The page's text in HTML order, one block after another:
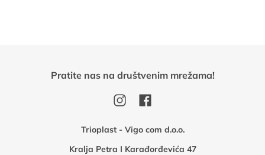
Trioplast - Vigo com d.o.o.
Kralja Petra I Karađorđevića 47
Pratite nas na društvenim mrežama!